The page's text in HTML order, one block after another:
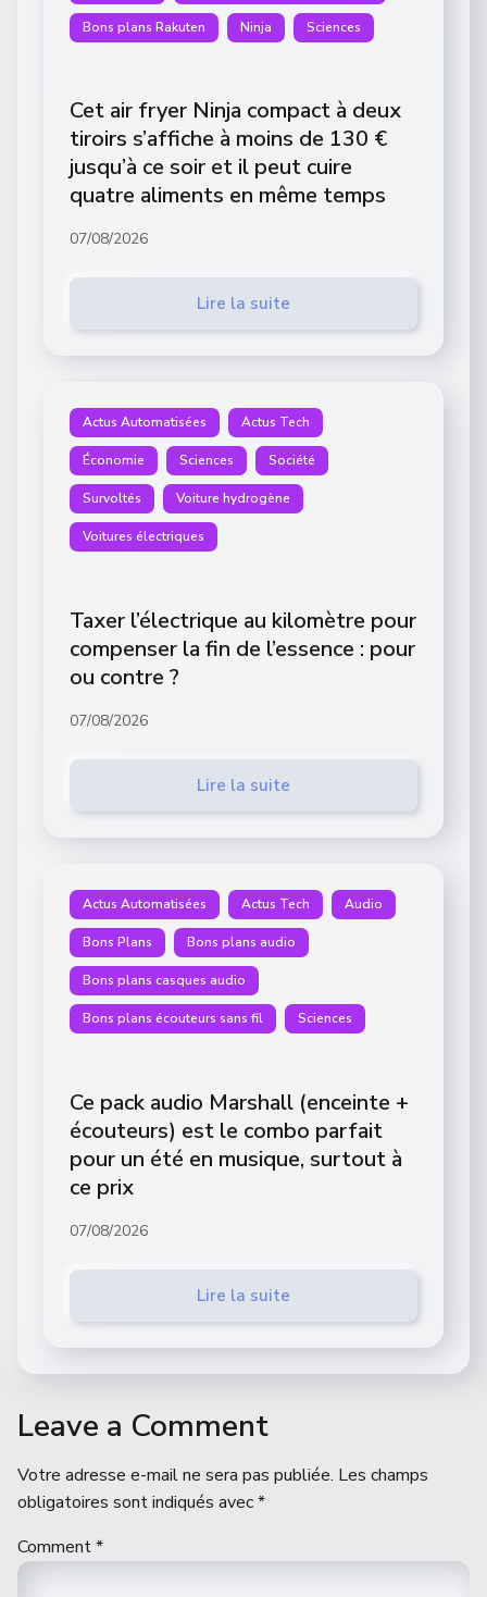
Bons plans Rakuten Ninja Sciences
Cet air fryer Ninja compact à deux
tiroirs s’affiche à moins de 130 €
jusqu’à ce soir et il peut cuire
quatre aliments en même temps
07/08/2026
Lire la suite
Actus Automatisées Actus Tech
Économie Sciences Société
Survoltés Voiture hydrogène
Voitures électriques
Taxer l’électrique au kilomètre pour
compenser la fin de l’essence : pour
ou contre ?
07/08/2026
Lire la suite
Actus Automatisées Actus Tech Audio
Bons Plans Bons plans audio
Bons plans casques audio
Bons plans écouteurs sans fil Sciences
Ce pack audio Marshall (enceinte +
écouteurs) est le combo parfait
pour un été en musique, surtout à
ce prix
07/08/2026
Lire la suite
Leave a Comment
Votre adresse e-mail ne sera pas publiée. Les champs
obligatoires sont indiqués avec*
Comment*